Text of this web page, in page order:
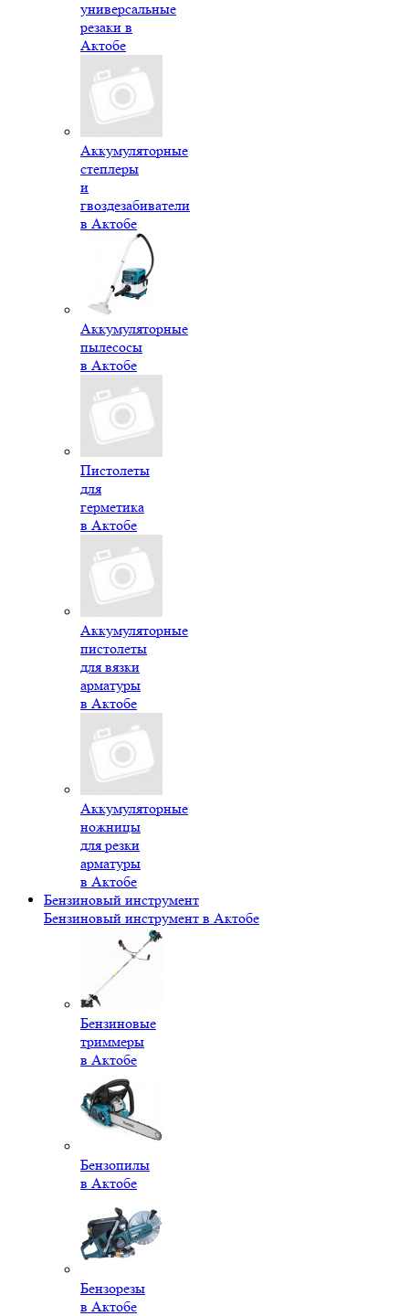
универсальные
резаки в
Актобе
Аккумуляторные
степлеры
и
гвоздезабиватели
в Актобе
Аккумуляторные
пылесосы
в Актобе
Пистолеты
для
герметика
в Актобе
Аккумуляторные
пистолеты
для вязки
арматуры
в Актобе
Аккумуляторные
ножницы
для резки
арматуры
в Актобе
Бензиновый инструмент
Бензиновый инструмент в Актобе
Бензиновые
триммеры
в Актобе
Бензопилы
в Актобе
Бензорезы
в Актобе